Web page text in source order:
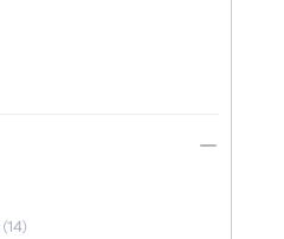
(14)